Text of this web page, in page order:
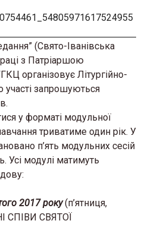
(Свято-Іванівська
з Патріаршою
організовує Літургійно-
запрошуються
у форматі модульної
триватиме один рік. У
п’ять модульних сесій
Усі модулі матимуть
2017 року(п’ятниця,
СПІВИ СВЯТОЇ